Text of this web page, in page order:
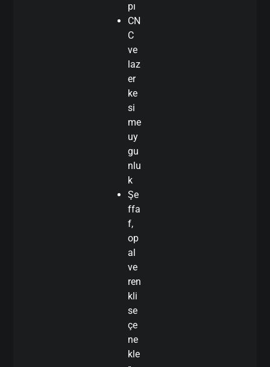
pı
CN
C
ve
laz
er
ke
si
me
uy
gu
nlu
k
Şe
ffa
f,
op
al
ve
ren
kli
se
çe
ne
kle